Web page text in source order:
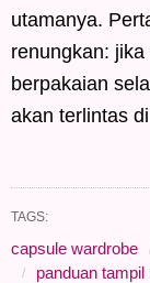
utamanya.
renungkan:
berpakaian
akan terlintas
TAGS:
capsule wardrobe
panduan